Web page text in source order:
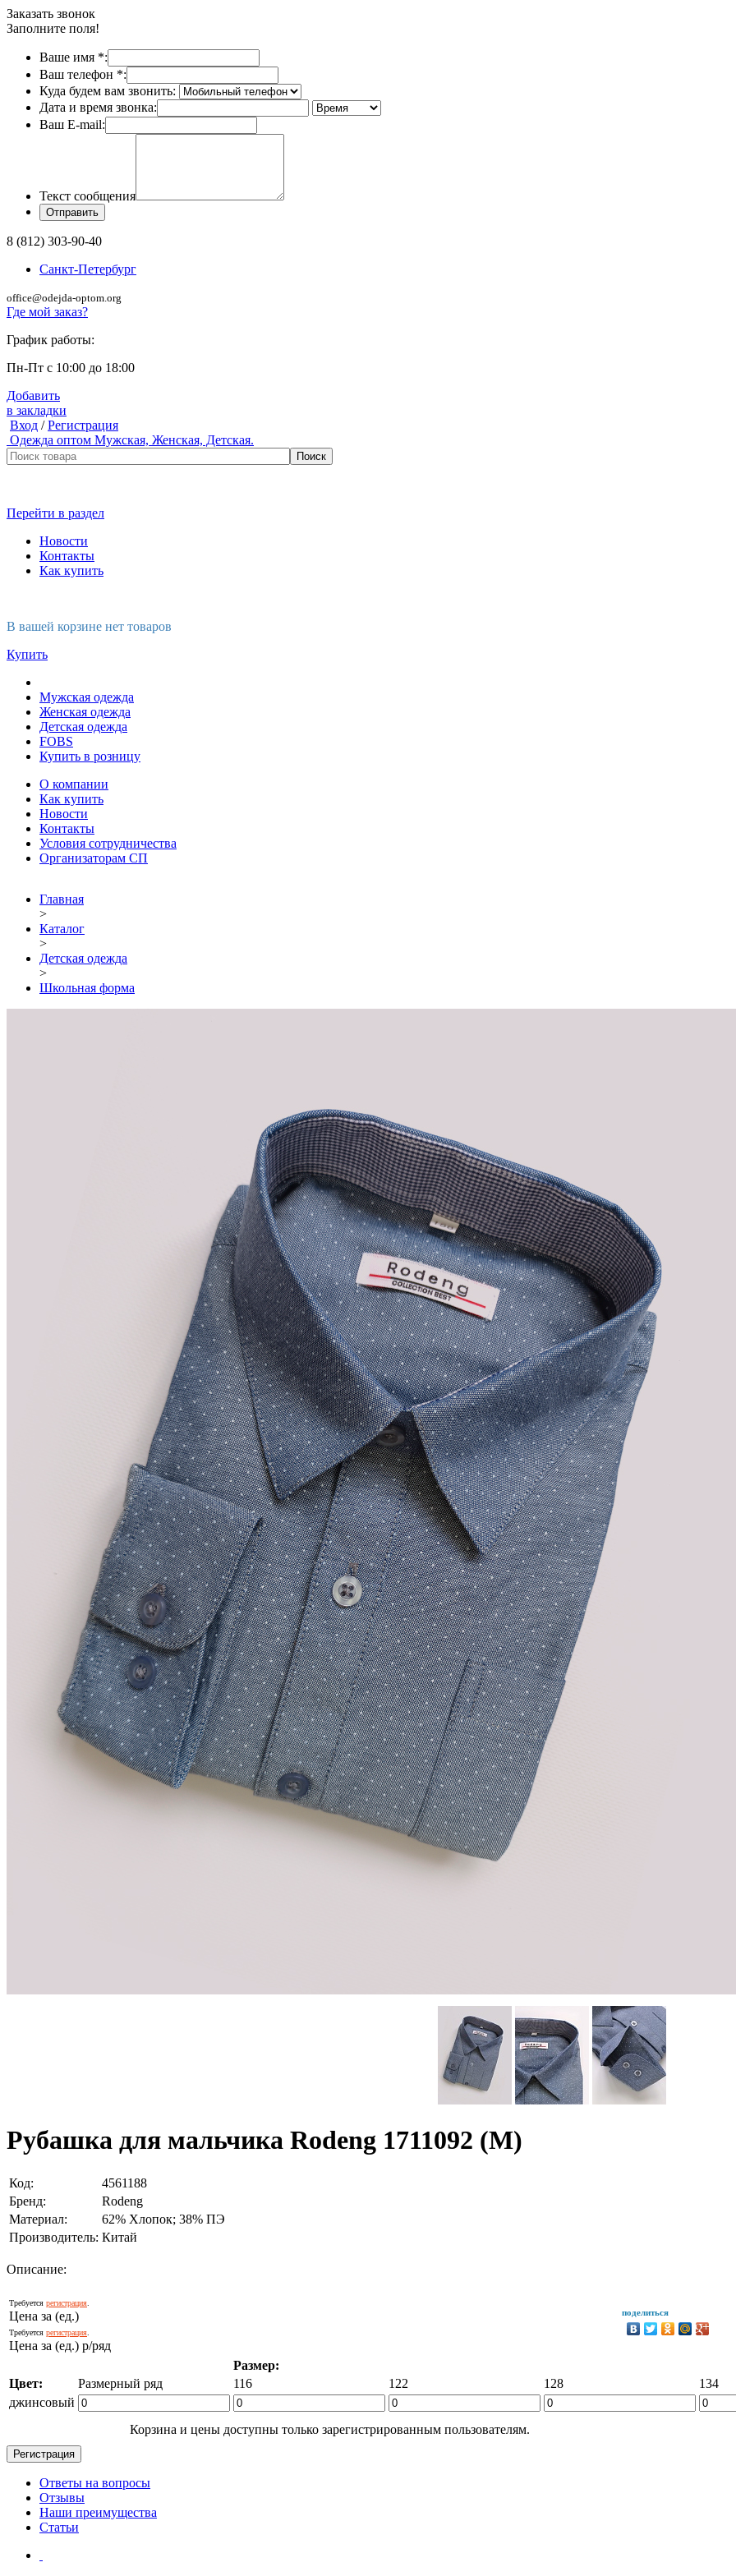
Заказать звонок
Заполните поля!
Ваше имя *:
Ваш телефон *:
Куда будем вам звонить:
Дата и время звонка:
Ваш E-mail:
Текст сообщения
8 (812) 303-90-40
Санкт-Петербург
office@odejda-optom.org
Где мой заказ?
График работы:
Пн-Пт с 10:00 до 18:00
Добавить
в закладки
Вход /Регистрация
Одежда оптом Мужская, Женская, Детская.
Перейти в раздел
Новости
Контакты
Как купить
В вашей корзине нет товаров
Купить
Мужская одежда
Женская одежда
Детская одежда
FOBS
Купить в розницу
О компании
Как купить
Новости
Контакты
Условия сотрудничества
Организаторам СП
Главная
>
Каталог
>
Детская одежда
>
Школьная форма
Рубашка для мальчика Rodeng 1711092 (М)
Код:
4561188
Бренд:
Rodeng
Материал:
62% Хлопок; 38% ПЭ
Производитель: Китай
Описание:
Требуется регистрация
Цена за (ед.)
Требуется регистрация
Цена за (ед.) р/ряд
поделиться
Размер:
Цвет:
Размерный ряд 116 122 128 134
джинсовый
Корзина и цены доступны только зарегистрированным пользователям.
Ответы на вопросы
Отзывы
Наши преимущества
Статьи